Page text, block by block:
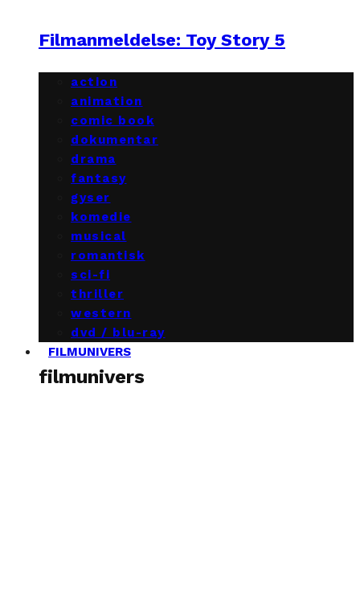
Filmanmeldelse: Toy Story 5
action
animation
comic book
dokumentar
drama
fantasy
gyser
komedie
musical
romantisk
sci-fi
thriller
western
dvd / blu-ray
FILMUNIVERS
filmunivers